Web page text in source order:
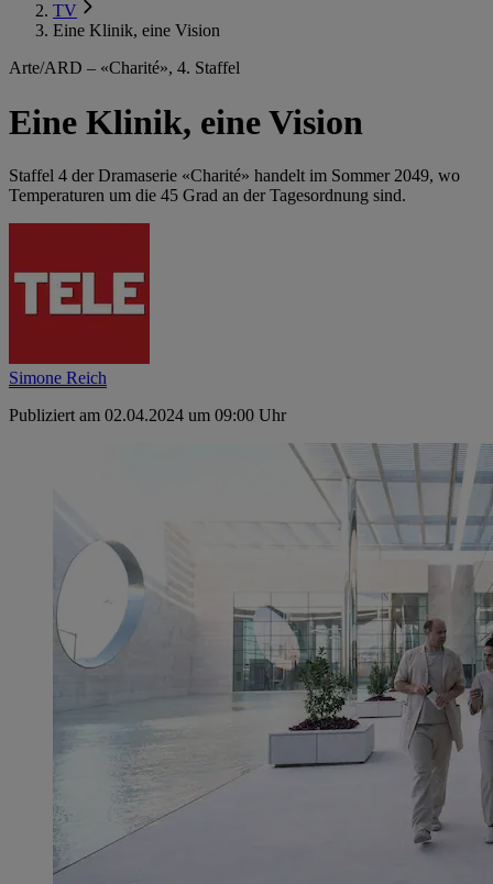
TV
Eine Klinik, eine Vision
Arte/ARD – «Charité», 4. Staffel
Eine Klinik, eine Vision
Staffel 4 der Dramaserie «Charité» handelt im Sommer 2049, wo
Temperaturen um die 45 Grad an der Tagesordnung sind.
Simone Reich
Publiziert am 02.04.2024 um 09:00 Uhr